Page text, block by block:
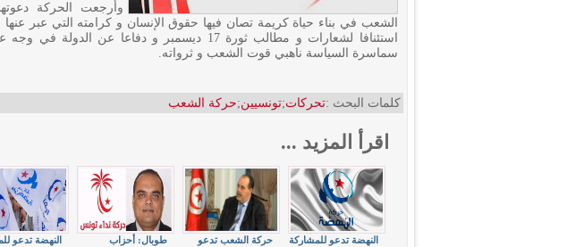
وأرجعت الحركة دعوتها
استئنافا لشعارات و مطالب ثورة 17 ديسمبر و دفاعا عن
سماسرة السياسة ناهبي قوت الشعب و ثرواته.
كلمات البحث :تحركات;تونسيين;حركة الشعب
اقرأ المزيد ...
النهضة تدعو
طوبال: أحزاب
حركة الشعب تدعو
النهضة تدعو للمشاركة